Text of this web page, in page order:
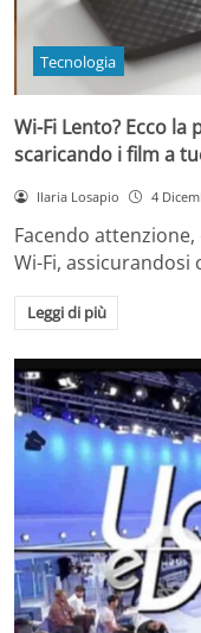
Tecnologia
Wi-Fi Lento? Ecco
scaricando i film a
Ilaria Losapio 4
Facendo
Wi-Fi,
Leggi di più